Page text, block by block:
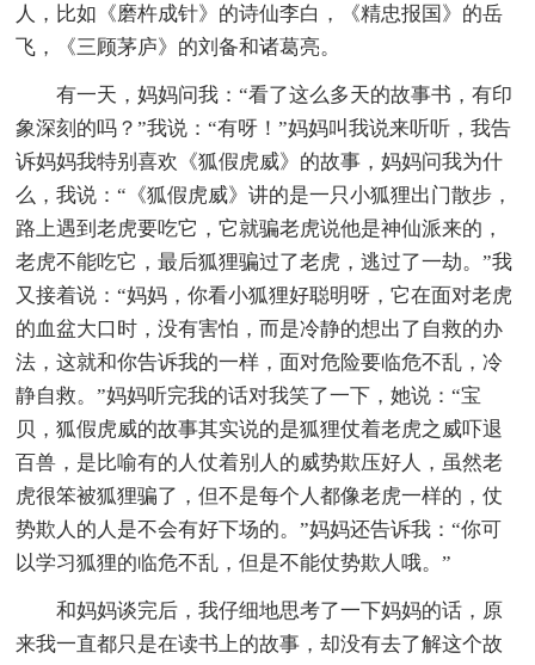
人，比如《磨杵成针》的诗仙李白，《精忠报国》的岳
飞，《三顾茅庐》的刘备和诸葛亮。
有一天，妈妈问我：“看了这么多天的故事书，有印
象深刻的吗？”我说：“有呀！”妈妈叫我说来听听，我告
诉妈妈我特别喜欢《狐假虎威》的故事，妈妈问我为什
么，我说：“《狐假虎威》讲的是一只小狐狸出门散步，
路上遇到老虎要吃它，它就骗老虎说他是神仙派来的，
老虎不能吃它，最后狐狸骗过了老虎，逃过了一劫。”我
又接着说：“妈妈，你看小狐狸好聪明呀，它在面对老虎
的血盆大口时，没有害怕，而是冷静的想出了自救的办
法，这就和你告诉我的一样，面对危险要临危不乱，冷
静自救。”妈妈听完我的话对我笑了一下，她说：“宝
贝，狐假虎威的故事其实说的是狐狸仗着老虎之威吓退
百兽，是比喻有的人仗着别人的威势欺压好人，虽然老
虎很笨被狐狸骗了，但不是每个人都像老虎一样的，仗
势欺人的人是不会有好下场的。”妈妈还告诉我：“你可
以学习狐狸的临危不乱，但是不能仗势欺人哦。”
和妈妈谈完后，我仔细地思考了一下妈妈的话，原
来我一直都只是在读书上的故事，却没有去了解这个故